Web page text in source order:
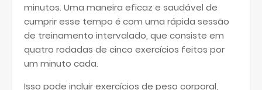
minutos. Uma maneira eficaz e saudável de
cumprir esse tempo é com uma rápida sessão
de treinamento intervalado, que consiste em
quatro rodadas de cinco exercícios feitos por
um minuto cada.
Isso pode incluir exercícios de peso corporal,